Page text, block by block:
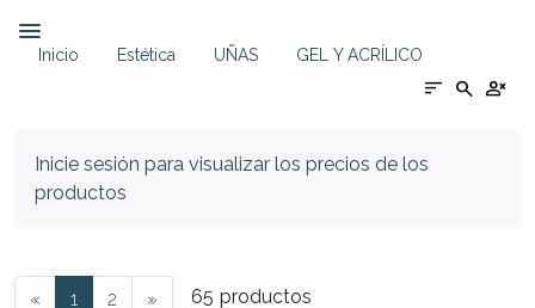
Inicio Estética UÑAS GEL Y ACRÍLICO
sort search person_cancel
Inicie sesión para visualizar los precios de los
productos
« 1 2 » 65 productos